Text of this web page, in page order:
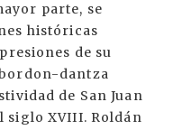
parte, se
históricas
de su
dantza
de San Juan
siglo XVIII. Roldán